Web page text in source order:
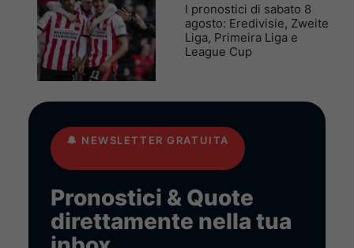
I pronostici di sabato 8
agosto: Eredivisie, Zweite
Liga, Primeira Liga e
League Cup
🔔 NEWSLETTER GRATUITA
Pronostici & Quote
direttamente nella tua